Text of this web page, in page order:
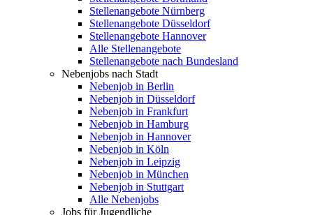
Stellenangebote Nürnberg
Stellenangebote Düsseldorf
Stellenangebote Hannover
Alle Stellenangebote
Stellenangebote nach Bundesland
Nebenjobs nach Stadt
Nebenjob in Berlin
Nebenjob in Düsseldorf
Nebenjob in Frankfurt
Nebenjob in Hamburg
Nebenjob in Hannover
Nebenjob in Köln
Nebenjob in Leipzig
Nebenjob in München
Nebenjob in Stuttgart
Alle Nebenjobs
Jobs für Jugendliche